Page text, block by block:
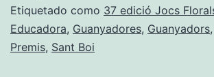
Etiquetado como 37 edició Jocs
Educadora, Guanyadores, Guanyadors,
Premis, Sant Boi